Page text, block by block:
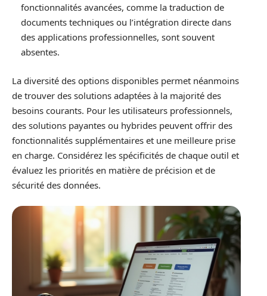
fonctionnalités avancées, comme la traduction de
documents techniques ou l’intégration directe dans
des applications professionnelles, sont souvent
absentes.
La diversité des options disponibles permet néanmoins
de trouver des solutions adaptées à la majorité des
besoins courants. Pour les utilisateurs professionnels,
des solutions payantes ou hybrides peuvent offrir des
fonctionnalités supplémentaires et une meilleure prise
en charge. Considérez les spécificités de chaque outil et
évaluez les priorités en matière de précision et de
sécurité des données.